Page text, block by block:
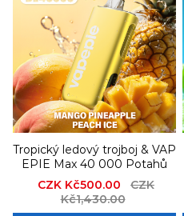
Tropický ledový trojboj & VAP
EPIE Max 40 000 Potahů
Sale
price
CZK Kč500.00
Regular
CZK
Kč1,430.00